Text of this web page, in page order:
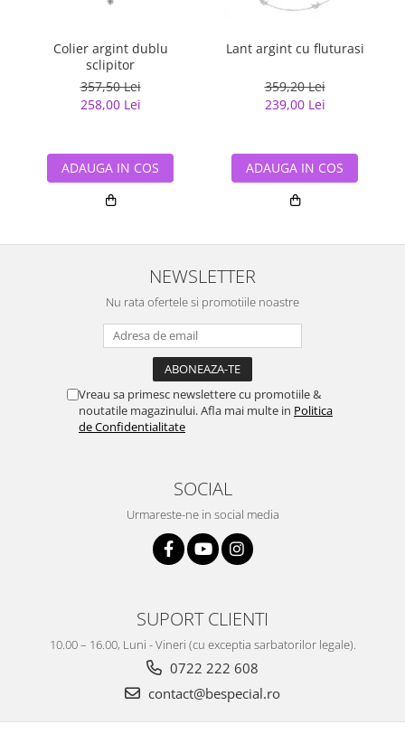
Colier argint dublu
sclipitor
357,50 Lei
258,00 Lei
ADAUGA IN COS
Lant argint cu fluturasi
359,20 Lei
239,00 Lei
ADAUGA IN COS
NEWSLETTER
Nu rata ofertele si promotiile noastre
Vreau sa primesc newslettere cu promotiile &
noutatile magazinului. Afla mai multe in Politica
de Confidentialitate
SOCIAL
Urmareste-ne in social media
SUPORT CLIENTI
10.00 – 16.00, Luni - Vineri (cu exceptia sarbatorilor legale).
0722 222 608
contact@bespecial.ro